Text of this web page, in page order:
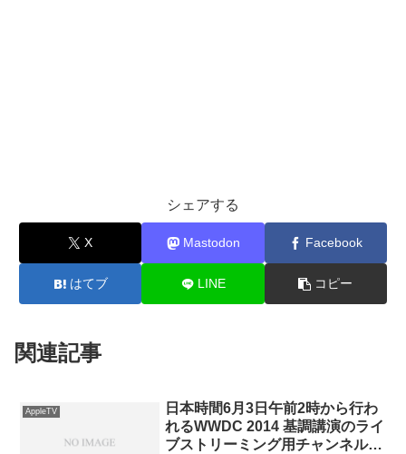
シェアする
X Mastodon Facebook
はてブ LINE コピー
関連記事
AppleTV
日本時間6月3日午前2時から行わ
れるWWDC 2014 基調講演のライ
ブストリーミング用チャンネルが